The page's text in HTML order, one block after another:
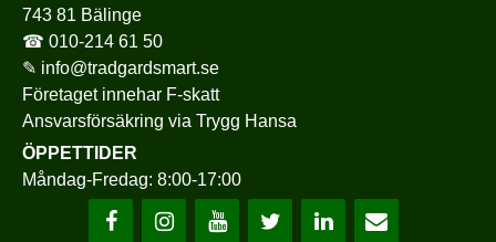
743 81 Bälinge
☎ 010-214 61 50
✎ info@tradgardsmart.se
Företaget innehar F-skatt
Ansvarsförsäkring via Trygg Hansa
ÖPPETTIDER
Måndag-Fredag: 8:00-17:00